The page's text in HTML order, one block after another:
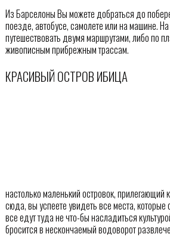
Из Барселоны Вы можете добраться до
поезде, автобусе, самолете или на машине.
путешествовать двумя маршрутами, либо по
живописным прибрежным трассам.
КРАСИВЫЙ ОСТРОВ ИБИЦА
настолько маленький островок, прилегающий
сюда, вы успеете увидеть все места, которые
все едут туда не что-бы насладиться
бросится в нескончаемый водоворот